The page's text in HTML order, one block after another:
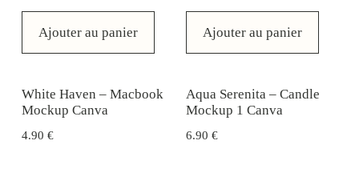
Ajouter au panier
White Haven – Macbook
Mockup Canva
4.90€
Ajouter au panier
Aqua Serenita – Candle
Mockup 1 Canva
6.90 €